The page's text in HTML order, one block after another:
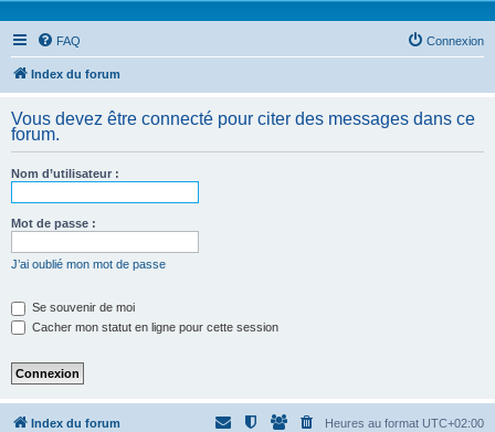
FAQ Connexion
Index du forum
Vous devez être connecté pour citer des messages dans ce
forum.
Nom d’utilisateur :
Mot de passe :
J’ai oublié mon mot de passe
Se souvenir de moi
Cacher mon statut en ligne pour cette session
Index du forum Heures au format UTC+02:00